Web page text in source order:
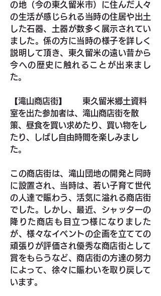
の地（今の東久留米市）に住んだ人々
の生活が感じられる当時の住居や出土
した石器、土器が数多く展示されてい
ました。係の方に当時の様子を詳しく
説明して頂き、東久留米の遠い昔から
今への歴史に触れることが出来まし
た。
【滝山商店街】　　東久留米郷土資料
室を出た参加者は、滝山商店街を散
策、昼食を買い求めたり、買い物をし
たり、しばし自由時間を楽しみまし
た。
この商店街は、滝山団地の開発と同時
に設置され、当時は、若い子育て世代
の人達で賑わう、活気に溢れる商店街
でした。しかし、最近、シャッターの
降りた商店も目立つ様になりました
が、様々なイベントの企画を立てての
頑張りが評価され優秀な商店街として
賞をもらうなど、商店街の方達の努力
によって、徐々に賑わいを取り戻して
います。